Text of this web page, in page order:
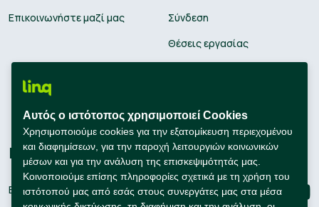
Επικοινωνήστε μαζί μας
Σύνδεση
Θέσεις εργασίας
Συμβουλές Καριέρας
Εταιρείες
Εγγραφή
Connect with us
Αυτός ο ιστότοπος χρησιμοποιεί Cookies
Χρησιμοποιούμε cookies για την εξατομίκευση περιεχομένου
και διαφημίσεων, για την παροχή λειτουργιών κοινωνικών
μέσων και για την ανάλυση της επισκεψιμότητάς μας.
Κοινοποιούμε επίσης πληροφορίες σχετικά με τη χρήση του
ιστότοπού μας από εσάς στους συνεργάτες μας στα μέσα